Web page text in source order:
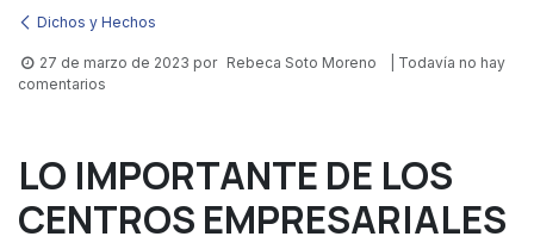
Dichos y Hechos
27 de marzo de 2023 por Rebeca Soto Moreno
| Todavía no hay
comentarios
LO IMPORTANTE DE LOS
CENTROS EMPRESARIALES